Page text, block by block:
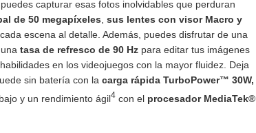
capturar esas fotos inolvidables que perduran
de 50 megapíxeles sus lentes con visor Macro y
escena al detalle. Además, puedes disfrutar de una
tasa de refresco de 90 Hzpara editar tus imágenes
en los videojuegos con la mayor fluidez. Deja
sin batería con la carga rápida TurboPower™ 30W,
y un rendimiento ágil4con el procesador MediaTek®